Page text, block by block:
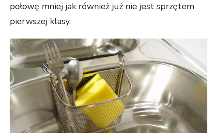
połowę mniej jak również już nie jest sprzętem
pierwszej klasy.